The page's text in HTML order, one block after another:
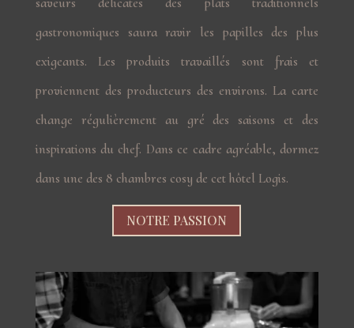
gastronomiques saura ravir les papilles des plus
exigeants. Les produits travaillés sont frais et
proviennent des producteurs des environs. La carte
change régulièrement au gré des saisons et des
inspirations du chef. Dans ce cadre agréable, dormez
dans une des 8 chambres cosy de cet hôtel Logis.
NOTRE PASSION